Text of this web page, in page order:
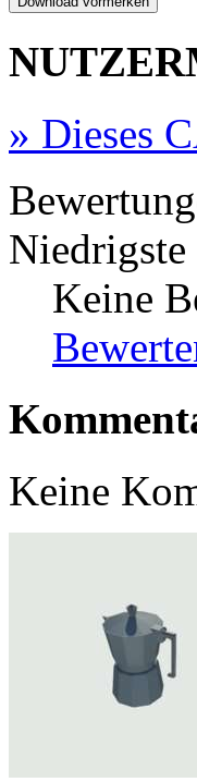
» Dieses
Keine
Keine